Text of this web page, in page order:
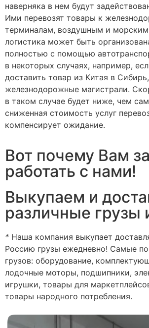
наверняка в нем будут
Ими перевозят товары к
терминалам, воздушным и
логистика может быть
полностью с помощью
в некоторых случаях, например,
доставить товар из Китая в
железнодорожные магистрали.
в таком случае будет ниже, чем
сниженная стоимость услуг
компенсирует ожидание.
Вот почему Вам
работать с нами!
Выкупаем и
различные грузы
* Наша компания выкупает
Россию грузы ежедневно! Самые
грузов: оборудование,
лодочные моторы, подшипники,
игрушки, товары для
товары народного потребления.